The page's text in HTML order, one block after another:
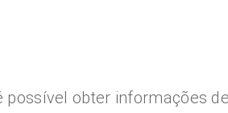
obter informações